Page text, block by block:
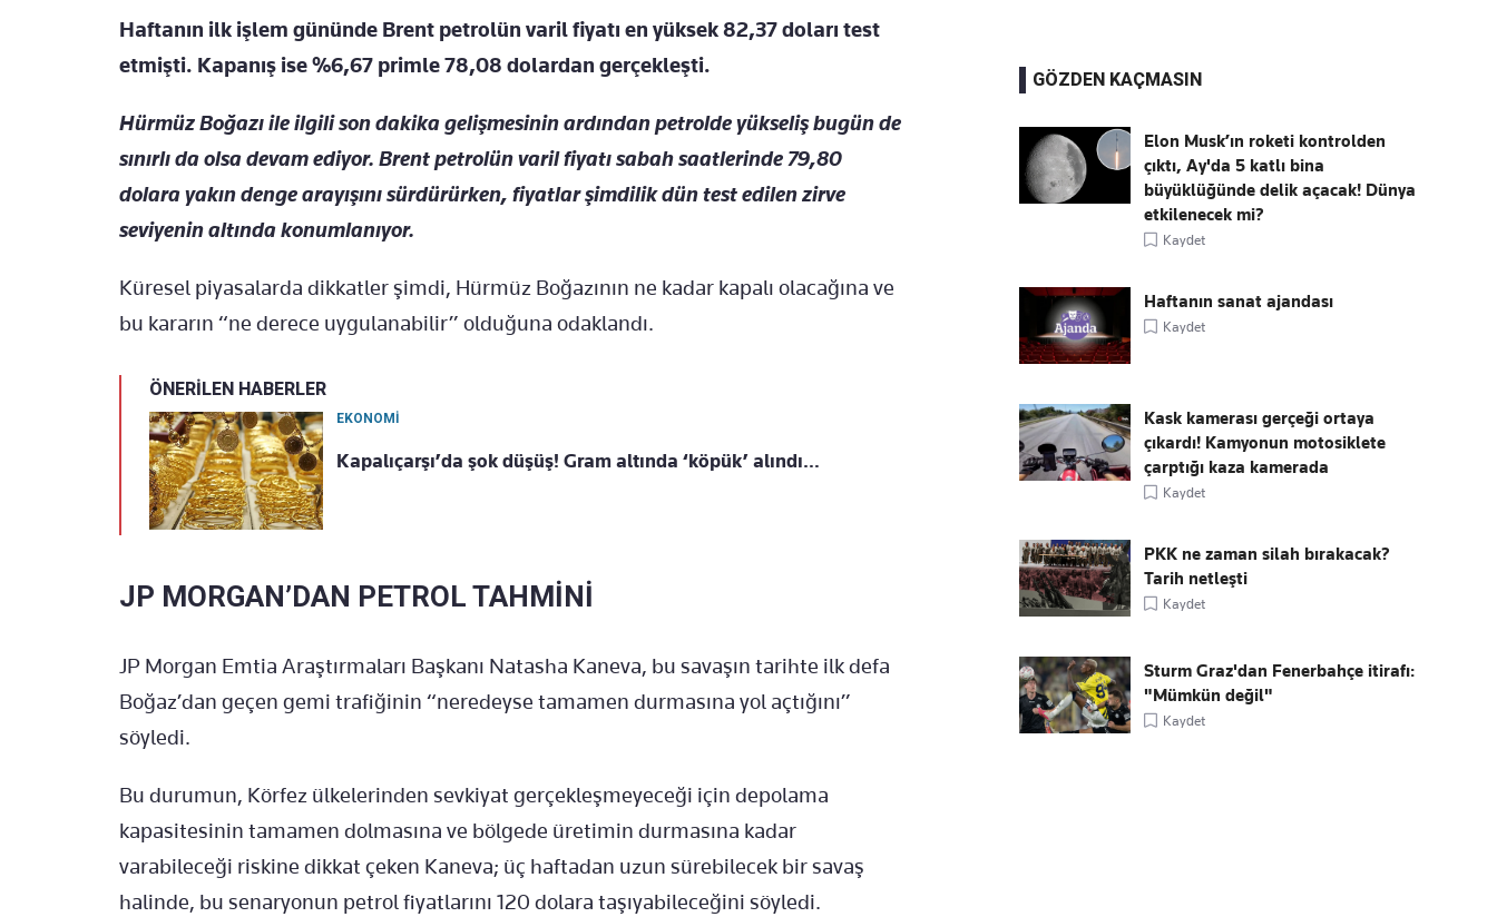
Haftanın ilk işlem gününde Brent petrolün varil fiyatı en yüksek 82,37 doları test
etmişti. Kapanış ise %6,67 primle 78,08 dolardan gerçekleşti.
Hürmüz Boğazı ile ilgili son dakika gelişmesinin ardından petrolde yükseliş bugün de
sınırlı da olsa devam ediyor. Brent petrolün varil fiyatı sabah saatlerinde 79,80
dolara yakın denge arayışını sürdürürken, fiyatlar şimdilik dün test edilen zirve
seviyenin altında konumlanıyor.
Küresel piyasalarda dikkatler şimdi, Hürmüz Boğazının ne kadar kapalı olacağına ve
bu kararın “ne derece uygulanabilir” olduğuna odaklandı.
ÖNERİLEN HABERLER
EKONOMİ
Kapalıçarşı’da şok düşüş! Gram altında ‘köpük’ alındı…
JP MORGAN’DAN PETROL TAHMİNİ
JP Morgan Emtia Araştırmaları Başkanı Natasha Kaneva, bu savaşın tarihte ilk defa
Boğaz’dan geçen gemi trafiğinin “neredeyse tamamen durmasına yol açtığını”
söyledi.
Bu durumun, Körfez ülkelerinden sevkiyat gerçekleşmeyeceği için depolama
kapasitesinin tamamen dolmasına ve bölgede üretimin durmasına kadar
varabileceği riskine dikkat çeken Kaneva; üç haftadan uzun sürebilecek bir savaş
halinde, bu senaryonun petrol fiyatlarını 120 dolara taşıyabileceğini söyledi.
GÖZDEN KAÇMASIN
Elon Musk’ın roketi kontrolden
çıktı, Ay'da 5 katlı bina
büyüklüğünde delik açacak! Dünya
etkilenecek mi?
Kaydet
Haftanın sanat ajandası
Kaydet
Kask kamerası gerçeği ortaya
çıkardı! Kamyonun motosiklete
çarptığı kaza kamerada
Kaydet
PKK ne zaman silah bırakacak?
Tarih netleşti
Kaydet
Sturm Graz'dan Fenerbahçe itirafı:
"Mümkün değil"
Kaydet